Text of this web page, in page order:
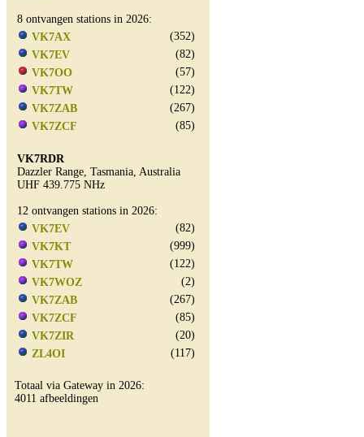
8 ontvangen stations in 2026:
VK7AX
(352)
VK7EV
(82)
VK7OO
(57)
VK7TW
(122)
VK7ZAB
(267)
VK7ZCF
(85)
VK7RDR
Dazzler Range, Tasmania, Australia
UHF 439.775 NHz
12 ontvangen stations in 2026:
VK7EV
(82)
VK7KT
(999)
VK7TW
(122)
VK7WOZ
(2)
VK7ZAB
(267)
VK7ZCF
(85)
VK7ZIR
(20)
ZL4OI
(117)
Totaal via Gateway in 2026:
4011 afbeeldingen